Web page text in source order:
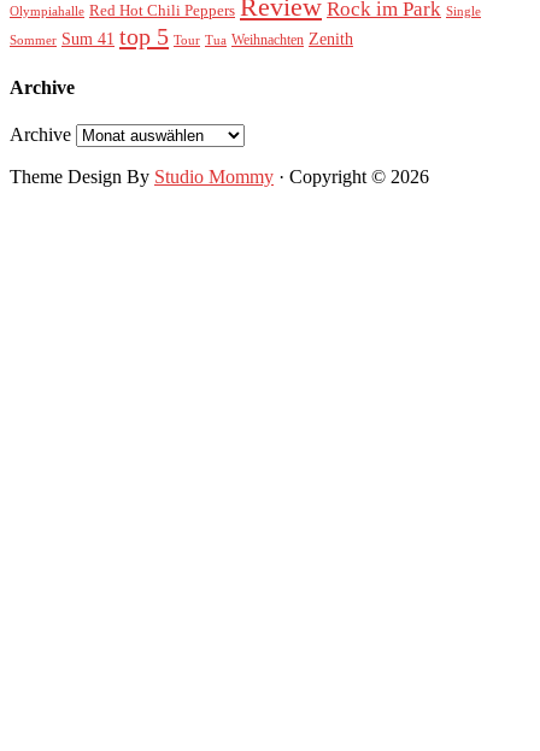
Olympiahalle Red Hot Chili Peppers Review Rock im Park Single
Sommer Sum 41 top 5 Tour Tua Weihnachten Zenith
Archive
Archive
Theme Design By Studio Mommy · Copyright © 2026